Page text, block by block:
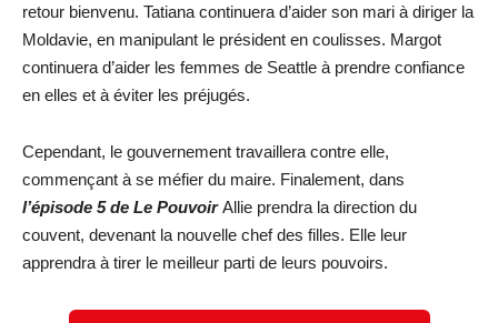
retour bienvenu. Tatiana continuera d’aider son mari à diriger la
Moldavie, en manipulant le président en coulisses. Margot
continuera d’aider les femmes de Seattle à prendre confiance
en elles et à éviter les préjugés.
Cependant, le gouvernement travaillera contre elle,
commençant à se méfier du maire. Finalement, dans
l’épisode 5 de Le PouvoirAllie prendra la direction du
couvent, devenant la nouvelle chef des filles. Elle leur
apprendra à tirer le meilleur parti de leurs pouvoirs.